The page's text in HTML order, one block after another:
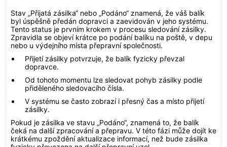
Stav „Přijatá zásilka“ nebo „Podáno“ znamená, že váš balík
byl úspěšně předán dopravci a zaevidován v jeho systému.
Tento status je prvním krokem v procesu sledování zásilky.
Zpravidla se objeví krátce po podání balíku na poště, v depu
nebo u výdejního místa přepravní společnosti.
Přijetí zásilky potvrzuje, že balík fyzicky převzal
dopravce.
Od tohoto momentu lze sledovat pohyb zásilky podle
přiděleného sledovacího čísla.
V systému se často zobrazí i přesný čas a místo přijetí
zásilky.
Pokud je zásilka ve stavu „Podáno“, znamená to, že balík
čeká na další zpracování a přepravu. V této fázi může dojít ke
krátkému zpoždění aktualizace informací, než bude zásilka